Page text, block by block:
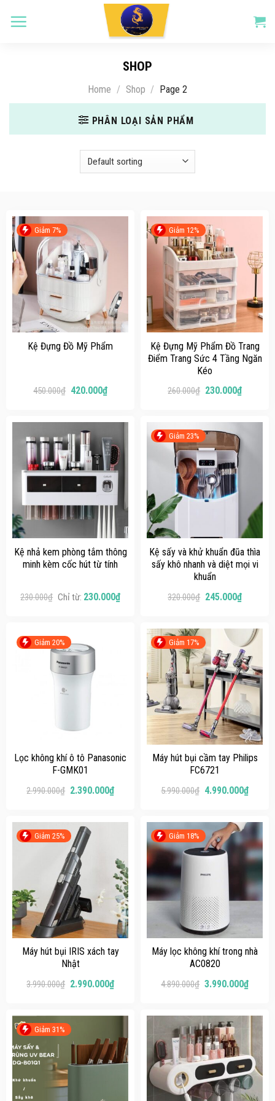
SHOP
Home / Shop / Page 2
PHÂN LOẠI SẢN PHẨM
Giảm 7%
Kệ Đựng Đồ Mỹ Phẩm
450.000₫ 420.000₫
Giảm 12%
Kệ Đựng Mỹ Phẩm Đồ Trang
Điểm Trang Sức 4 Tầng Ngăn
Kéo
260.000₫ 230.000₫
Kệ nhả kem phòng tắm thông
minh kèm cốc hút từ tính
230.000₫ Chỉ từ: 230.000₫
Giảm 23%
Kệ sấy và khử khuẩn đũa thìa
sấy khô nhanh và diệt mọi vi
khuẩn
320.000₫ 245.000₫
Giảm 20%
Lọc không khí ô tô Panasonic
F-GMK01
2.990.000₫ 2.390.000₫
Giảm 17%
Máy hút bụi cầm tay Philips
FC6721
5.990.000₫ 4.990.000₫
Giảm 25%
Máy hút bụi IRIS xách tay
Nhật
3.990.000₫ 2.990.000₫
Giảm 18%
Máy lọc không khí trong nhà
AC0820
4.890.000₫ 3.990.000₫
Giảm 31%